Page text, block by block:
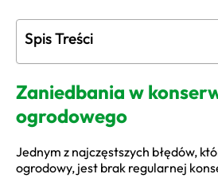
Spis Treści
Zaniedbania w
ogrodowego
Jednym z najczęstszych błędów,
ogrodowy, jest brak regularnej